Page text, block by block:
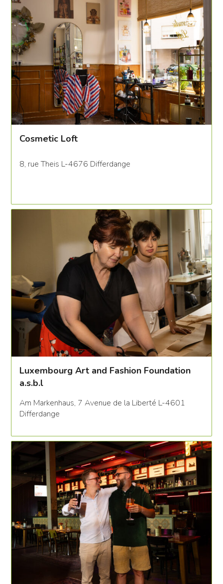
Cosmetic Loft
8, rue Theis L-4676 Differdange
Luxembourg Art and Fashion Foundation
a.s.b.l
Am Markenhaus, 7 Avenue de la Liberté L-4601
Differdange